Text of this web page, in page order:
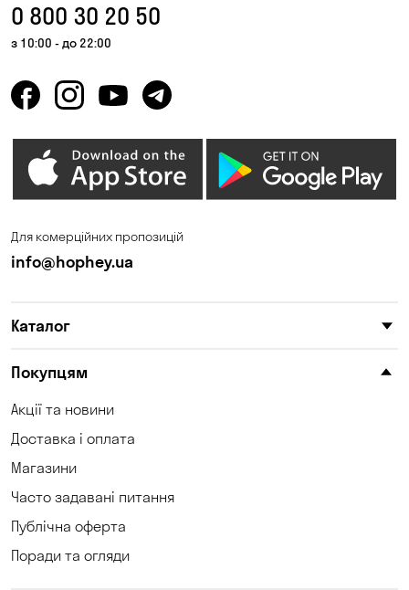
Красносілка
Куліші Кушугум
Миколаїв
Орлівщина
Піщанка
Святопетрівське
0 800 30 20 50
з 10:00 - до 22:00
Для комерційних пропозицій
info@hophey.ua
Каталог
Покупцям
Акції та новини
Доставка і оплата
Магазини
Часто задавані питання
Публічна оферта
Поради та огляди